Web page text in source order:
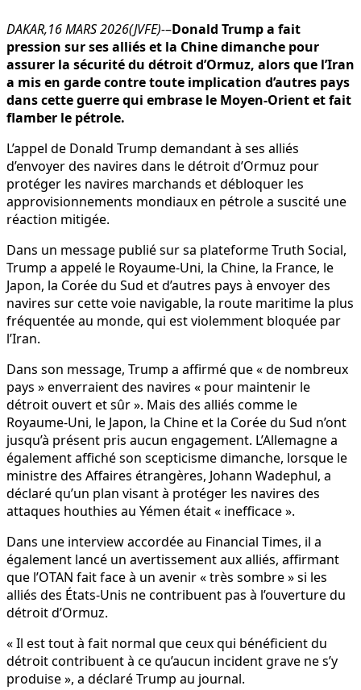
DAKAR,16 MARS 2026(JVFE)-–Donald Trump a fait
pression sur ses alliés et la Chine dimanche pour
assurer la sécurité du détroit d’Ormuz, alors que l’Iran
a mis en garde contre toute implication d’autres pays
dans cette guerre qui embrase le Moyen-Orient et fait
flamber le pétrole.
L’appel de Donald Trump demandant à ses alliés
d’envoyer des navires dans le détroit d’Ormuz pour
protéger les navires marchands et débloquer les
approvisionnements mondiaux en pétrole a suscité une
réaction mitigée.
Dans un message publié sur sa plateforme Truth Social,
Trump a appelé le Royaume-Uni, la Chine, la France, le
Japon, la Corée du Sud et d’autres pays à envoyer des
navires sur cette voie navigable, la route maritime la plus
fréquentée au monde, qui est violemment bloquée par
l’Iran.
Dans son message, Trump a affirmé que « de nombreux
pays » enverraient des navires « pour maintenir le
détroit ouvert et sûr ». Mais des alliés comme le
Royaume-Uni, le Japon, la Chine et la Corée du Sud n’ont
jusqu’à présent pris aucun engagement. L’Allemagne a
également affiché son scepticisme dimanche, lorsque le
ministre des Affaires étrangères, Johann Wadephul, a
déclaré qu’un plan visant à protéger les navires des
attaques houthies au Yémen était « inefficace ».
Dans une interview accordée au Financial Times, il a
également lancé un avertissement aux alliés, affirmant
que l’OTAN fait face à un avenir « très sombre » si les
alliés des États-Unis ne contribuent pas à l’ouverture du
détroit d’Ormuz.
« Il est tout à fait normal que ceux qui bénéficient du
détroit contribuent à ce qu’aucun incident grave ne s’y
produise », a déclaré Trump au journal.